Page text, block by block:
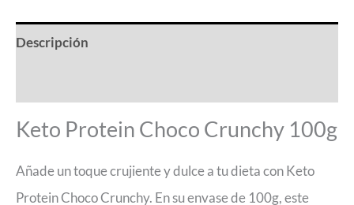
Descripción
Keto Protein Choco Crunchy 100g
Añade un toque crujiente y dulce a tu dieta con Keto
Protein Choco Crunchy. En su envase de 100g, este